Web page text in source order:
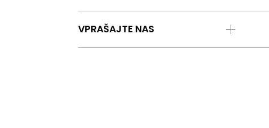
VPRAŠAJTE NAS